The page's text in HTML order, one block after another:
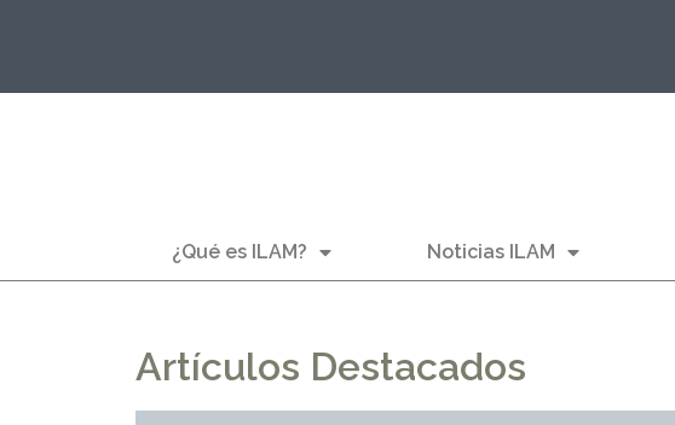
¿Qué es ILAM? Noticias ILAM
Artículos Destacados